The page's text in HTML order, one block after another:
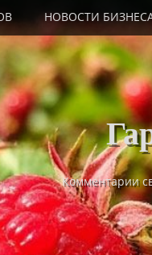
НОВОСТИ
Комментарии